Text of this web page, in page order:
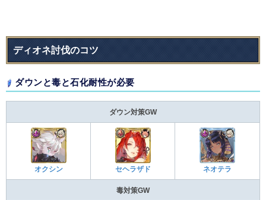
ディオネ討伐のコツ
ダウンと毒と石化耐性が必要
ダウン対策GW
オクシン セヘラザド ネオテラ
毒対策GW